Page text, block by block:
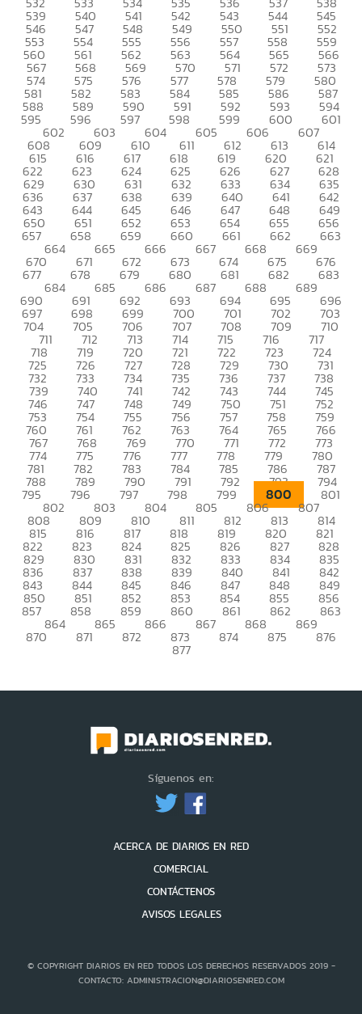
539 540 541 542 543 544 545
546 547 548 549 550 551 552
553 554 555 556 557 558 559
560 561 562 563 564 565 566
567 568 569 570 571 572 573
574 575 576 577 578 579 580
581 582 583 584 585 586 587
588 589 590 591 592 593 594
595 596 597 598 599 600 601
602 603 604 605 606 607
608 609 610 611 612 613 614
615 616 617 618 619 620 621
622 623 624 625 626 627 628
629 630 631 632 633 634 635
636 637 638 639 640 641 642
643 644 645 646 647 648 649
650 651 652 653 654 655 656
657 658 659 660 661 662 663
664 665 666 667 668 669
670 671 672 673 674 675 676
677 678 679 680 681 682 683
684 685 686 687 688 689
690 691 692 693 694 695 696
697 698 699 700 701 702 703
704 705 706 707 708 709 710
711 712 713 714 715 716 717
718 719 720 721 722 723 724
725 726 727 728 729 730 731
732 733 734 735 736 737 738
739 740 741 742 743 744 745
746 747 748 749 750 751 752
753 754 755 756 757 758 759
760 761 762 763 764 765 766
767 768 769 770 771 772 773
774 775 776 777 778 779 780
781 782 783 784 785 786 787
788 789 790 791 792 793 794
795 796 797 798 799 800 801
802 803 804 805 806 807
808 809 810 811 812 813 814
815 816 817 818 819 820 821
822 823 824 825 826 827 828
829 830 831 832 833 834 835
836 837 838 839 840 841 842
843 844 845 846 847 848 849
850 851 852 853 854 855 856
857 858 859 860 861 862 863
864 865 866 867 868 869
870 871 872 873 874 875 876
877
Síguenos en:
ACERCA DE DIARIOS EN RED
COMERCIAL
CONTÁCTENOS
AVISOS LEGALES
© COPYRIGHT DIARIOS EN RED TODOS LOS DERECHOS RESERVADOS 2019 -
CONTACTO: ADMINISTRACION@DIARIOSENRED.COM